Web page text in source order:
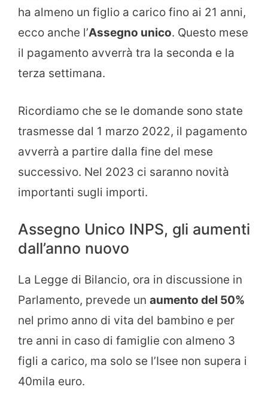
ha almeno un figlio a carico fino ai 21 anni,
ecco anche l’Assegno unico. Questo mese
il pagamento avverrà tra la seconda e la
terza settimana.
Ricordiamo che se le domande sono state
trasmesse dal 1 marzo 2022, il pagamento
avverrà a partire dalla fine del mese
successivo. Nel 2023 ci saranno novità
importanti sugli importi.
Assegno Unico INPS, gli aumenti
dall’anno nuovo
La Legge di Bilancio, ora in discussione in
Parlamento, prevede un aumento del 50%
nel primo anno di vita del bambino e per
tre anni in caso di famiglie con almeno 3
figli a carico, ma solo se l’Isee non supera i
40mila euro.